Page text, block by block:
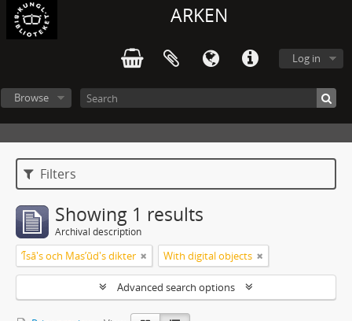
ARKEN
Log in
Browse
Filters
Showing 1 results
Archival description
ʼĪsā's och Masʼūd's dikter With digital objects
Advanced search options